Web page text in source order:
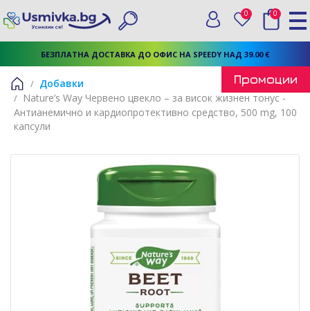
БЕЗПЛАТНА ДОСТАВКА ДО ОФИС НА SPEEDY НАД 39.00 €
Търси
Вход
0 Любими
0
Начало
Добавки
Nature’s Way Червено цвекло – за висок жизнен тонус -
Антианемично и кардиопротективно средство, 500 mg, 100
капсули
Промоции